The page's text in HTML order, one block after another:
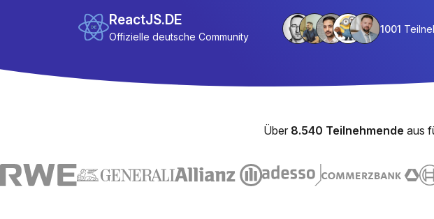
ReactJS.DE
Offizielle deutsche Community
1001
Über 8.540 Teilnehmende aus